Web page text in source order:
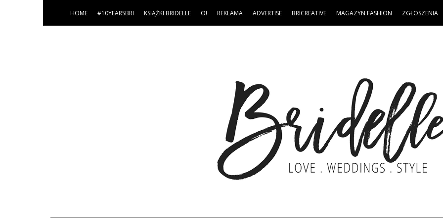
HOME #10YEARSBRI KSIĄŻKI BRIDELLE O! REKLAMA ADVERTISE BRICREATIVE MAGAZYN FASHION ZGŁOSZENIA